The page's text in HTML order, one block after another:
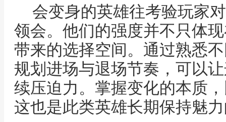
会变身的英雄往考验玩家
领会。他们的强度并不只体
带来的选择空间。通过熟悉
规划进场与退场节奏，可以
续压迫力。掌握变化的本质
这也是此类英雄长期保持魅